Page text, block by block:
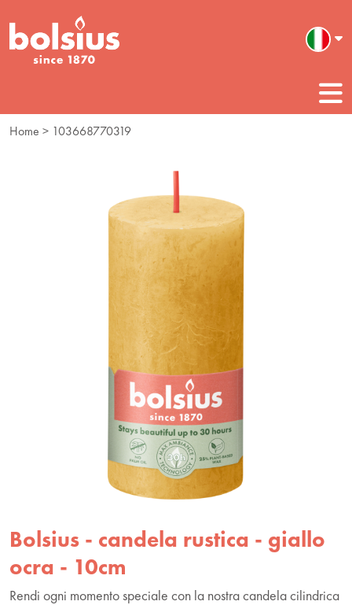
Home > 103668770319
Bolsius - candela rustica - giallo
ocra - 10cm
Rendi ogni momento speciale con la nostra candela cilindrica